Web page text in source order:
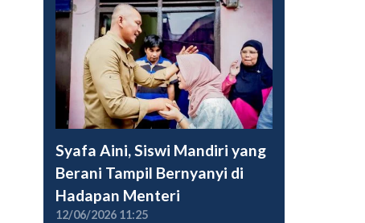
Syafa Aini, Siswi Mandiri yang
Berani Tampil Bernyanyi di
Hadapan Menteri
12/06/2026 11:25